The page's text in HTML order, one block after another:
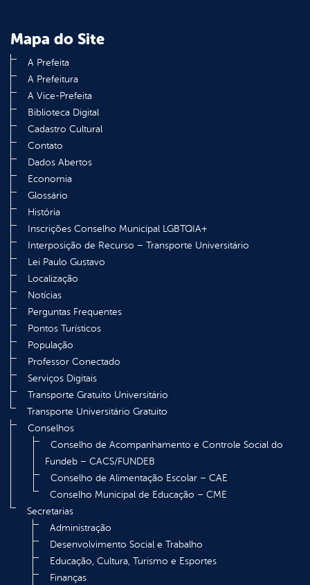
Mapa do Site
A Prefeita
A Prefeitura
A Vice-Prefeita
Biblioteca Digital
Cadastro Cultural
Contato
Dados Abertos
Economia
Glossário
História
Inscrições Conselho Municipal LGBTQIA+
Interposição de Recurso – Transporte Universitário
Lei Paulo Gustavo
Localização
Notícias
Perguntas Frequentes
Pontos Turísticos
População
Professor Conectado
Serviços Digitais
Transporte Gratuito Universitário
Transporte Universitário Gratuito
Conselhos
Conselho de Acompanhamento e Controle Social do
Fundeb – CACS/FUNDEB
Conselho de Alimentação Escolar – CAE
Conselho Municipal de Educação – CME
Secretarias
Administração
Desenvolvimento Social e Trabalho
Educação, Cultura, Turismo e Esportes
Finanças